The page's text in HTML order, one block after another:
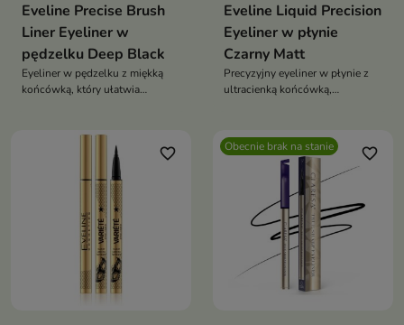
Eveline Precise Brush
Liner Eyeliner w
pędzelku Deep Black
Eyeliner w pędzelku z miękką
końcówką, który ułatwia
formuła odporna na ścieranie,
Eveline Liquid Precision
Eyeliner w płynie
Czarny Matt
Precyzyjny eyeliner w płynie z
ultracienką końcówką,
cały dzień
favorite_border Obecnie brak na stanie favorite_border